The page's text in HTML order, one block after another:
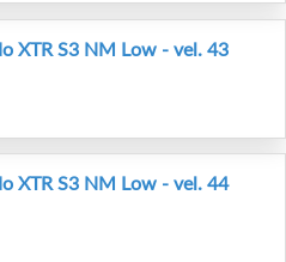
XTR S3 NM Low - vel. 43
XTR S3 NM Low - vel. 44